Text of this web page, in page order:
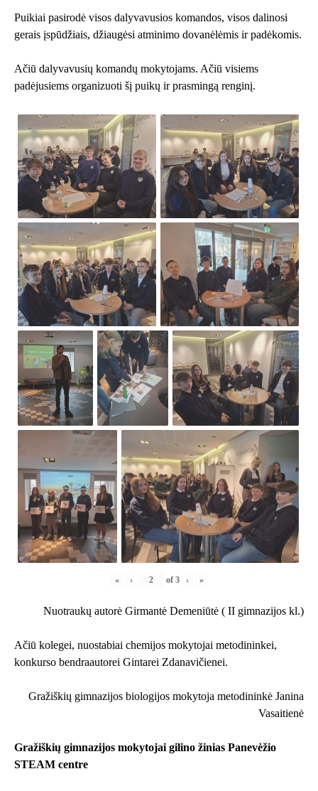
Puikiai pasirodė visos dalyvavusios komandos, visos dalinosi
gerais įspūdžiais, džiaugėsi atminimo dovanėlėmis ir padėkomis.
Ačiū dalyvavusių komandų mokytojams. Ačiū visiems
padėjusiems organizuoti šį puikų ir prasmingą renginį.
« ‹ of 3 › »
Nuotraukų autorė Girmantė Demeniūtė ( II gimnazijos kl.)
Ačiū kolegei, nuostabiai chemijos mokytojai metodininkei,
konkurso bendraautorei Gintarei Zdanavičienei.
Gražiškių gimnazijos biologijos mokytoja metodininkė Janina
Vasaitienė
Gražiškių gimnazijos mokytojai gilino žinias Panevėžio
STEAM centre